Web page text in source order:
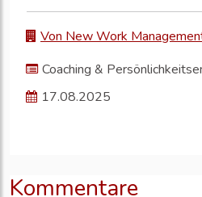
Von New Work
Coaching &
17.08.2025
Kommentare